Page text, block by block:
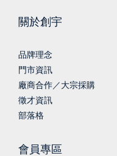
關於創宇
品牌理念
門市資訊
廠商合作／大宗採購
徵才資訊
部落格
會員專區